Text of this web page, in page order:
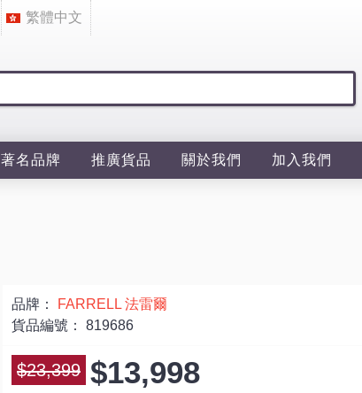
繁體中文
著名品牌 推廣貨品 關於我們 加入我們
品牌：
FARRELL 法雷爾
貨品編號： 819686
$23,399 $13,998